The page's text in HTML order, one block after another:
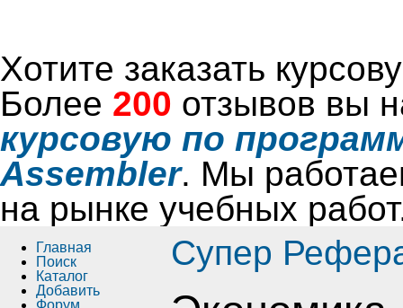
Хотите заказать
Более 200 отзывов вы
курсовую по
Assembler. Мы
на рынке учебных
Супер
Главная
Поиск
Каталог
Добавить
Форум